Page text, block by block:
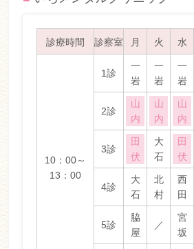
診療時間 診察室 月 火 水
10：00～
13：00
1診
一
岩
一
岩
一
岩
2診
山
内
山
内
山
内
3診
田
伏
大
石
田
伏
4診
大
石
北
村
西
田
5診
脇
屋
／
宮
坂